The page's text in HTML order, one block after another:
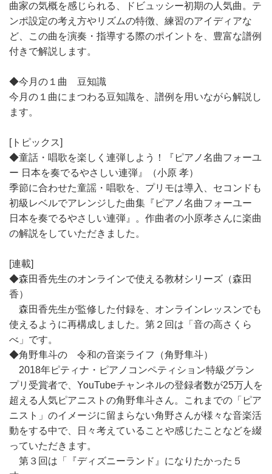
曲家の気概を感じられる、ドビュッシー初期の人気曲。テ
ンポ設定の考え方やリズムの特徴、練習のアイディアな
ど、この曲を演奏・指導する際のポイントを、豊富な譜例
付きで解説します。
◆今月の１曲 豆知識
今月の１曲にまつわる豆知識を、譜例を用いながら解説し
ます。
[トピックス]
◆童話・唱歌を楽しく連弾しよう！『ピアノ名曲フォーユ
ー 日本を奏でるやさしい連弾』（小原 孝）
季節に合わせた童謡・唱歌を、プリモは導入、セコンドも
初級レベルでアレンジした曲集『ピアノ名曲フォーユー
日本を奏でるやさしい連弾』。作曲者の小原孝さんに楽曲
の解説をしていただきました。
[連載]
◆森田香先生のオンラインで使える教材シリーズ（森田
香）
森田香先生が監修した付録を、オンラインレッスンでも
使えるように再構成しました。第２回は「音の高さくら
べ」です。
◆角野隼斗の 令和の音楽ライフ（角野隼斗）
2018年ピティナ・ピアノコンペティション特級グラン
プリ受賞者で、YouTubeチャンネルの登録者数が25万人を
超える人気ピアニストの角野隼斗さん。これまでの「ピア
ニスト」のイメージに留まらない角野さんが様々な音楽活
動をする中で、日々考えていることや感じたことなどを綴
っていただきます。
第３回は「『ディズニーランド』になりたかった５